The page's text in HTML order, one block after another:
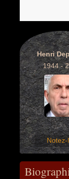
Henri
1944 -
Notez-